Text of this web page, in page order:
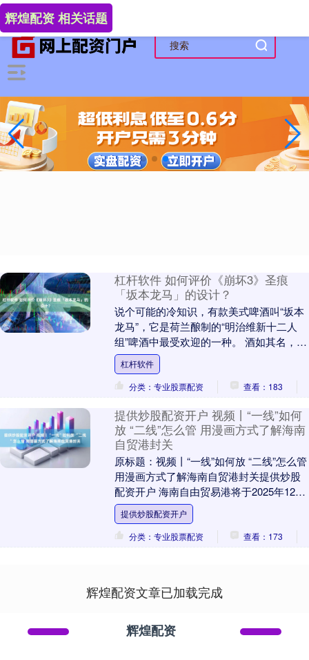
-->
辉煌配资 相关话题
杠杆软件 如何评价《崩坏3》圣痕
「坂本龙马」的设计？
说个可能的冷知识，有款美式啤酒叫“坂本
龙马”，它是荷兰酿制的“明治维新十二人
组”啤酒中最受欢迎的一种。 酒如其名，
【龙马1865】的外包装上真有个【男
人】！ 稍....
杠杆软件
分类：专业股票配资
查看：183
提供炒股配资开户 视频丨“一线”如何
放 “二线”怎么管 用漫画方式了解海南
自贸港封关
原标题：视频丨“一线”如何放 “二线”怎么管
用漫画方式了解海南自贸港封关提供炒股
配资开户 海南自由贸易港将于2025年12月
18日正式启动全岛封关运作。 封关....
提供炒股配资开户
分类：专业股票配资
查看：173
辉煌配资文章已加载完成
辉煌配资